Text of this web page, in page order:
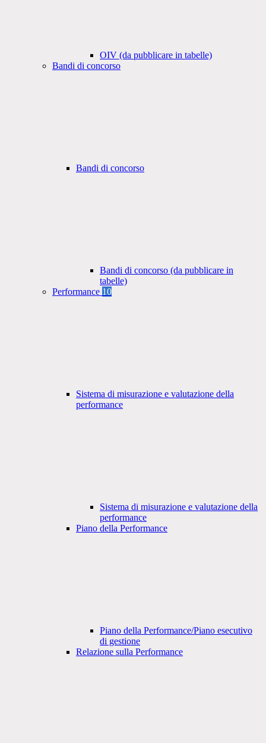
OIV (da pubblicare in tabelle)
Bandi di concorso
Bandi di concorso
Bandi di concorso (da pubblicare in
tabelle)
Performance 10
Sistema di misurazione e valutazione della
performance
Sistema di misurazione e valutazione della
performance
Piano della Performance
Piano della Performance/Piano esecutivo
di gestione
Relazione sulla Performance